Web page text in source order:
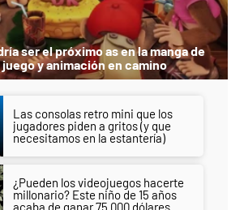
ser el próximo as en la manga de
y animación en camino
Las consolas retro mini que los
jugadores piden a gritos (y que
necesitamos en la estantería)
¿Pueden los videojuegos hacerte
millonario? Este niño de 15 años
acaba de ganar 75.000 dólares